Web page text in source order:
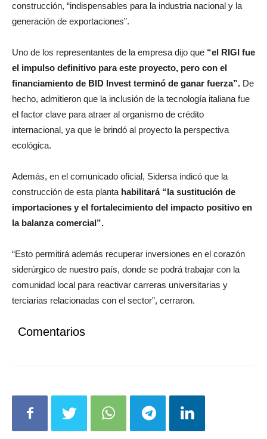
construcción, “indispensables para la industria nacional y la
generación de exportaciones”.
Uno de los representantes de la empresa dijo que “el RIGI fue
el impulso definitivo para este proyecto, pero con el
financiamiento de BID Invest terminó de ganar fuerza”. De
hecho, admitieron que la inclusión de la tecnología italiana fue
el factor clave para atraer al organismo de crédito
internacional, ya que le brindó al proyecto la perspectiva
ecológica.
Además, en el comunicado oficial, Sidersa indicó que la
construcción de esta plantahabilitará “la sustitución de
importaciones y el fortalecimiento del impacto positivo en
la balanza comercial”.
“Esto permitirá además recuperar inversiones en el corazón
siderúrgico de nuestro país, donde se podrá trabajar con la
comunidad local para reactivar carreras universitarias y
terciarias relacionadas con el sector”, cerraron.
Comentarios